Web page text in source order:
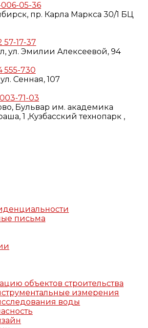
05-36
пр. Карла Маркса 30/1 БЦ
57-17-37
ул. Эмилии Алексеевой, 94
555-730
Сенная, 107
71-03
Бульвар им. академика
1 ,Кузбасский технопарк ,
письма
объектов строительства
измерения
воды